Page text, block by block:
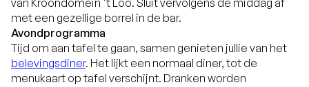
met een gezellige borrel in de bar.
Avondprogramma
Tijd om aan tafel te gaan, samen genieten jullie van het
belevingsdiner. Het lijkt een normaal diner, tot de
menukaart op tafel verschijnt. Dranken worden